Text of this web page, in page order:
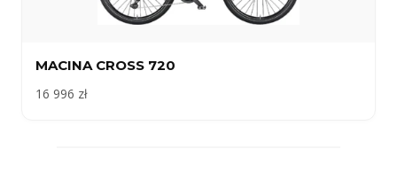
MACINA CROSS 720
16 996 zł